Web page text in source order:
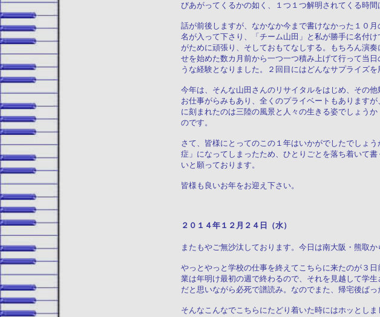
びあがってくるかの如く、１つ１つ解明されてくる時間
話が前後しますが、なかなか今まで書けなかった１０
名が入って下さり、「チーム山田」と私が勝手に名付
がために頑張り、そしておもてなしする。もちろん演
せを始めた数カ月前から一つ一つ積み上げて行って当
うな経験となりました。２回目にはどんなサプライズ
今年は、そんな山田さんのリサイタルをはじめ、その
お仕事がらみもあり、全くのプライベートもあります
に刻まれたのは三陸の風景と人々の生きる姿でしょう
のです。
さて、皆様にとってのこの１年はいかがでしたでしょ
症」になってしまったため、ひとりごとを落ち着いて
いと願っております。
皆様も良いお年をお迎え下さい。
２０１４年１２月２４日（水） 「
またもやご無沙汰しております。今日は南大阪・熊取か
やっとやっと学校の仕事を終えてこちらに来たのが３
業は年明け最初の週で終わるので、それを見越して学
だと思いながら必死で譜読み。なのでまた、帰宅後ぱ
そんなこんなでこちらにたどり着いた時にはホッとし